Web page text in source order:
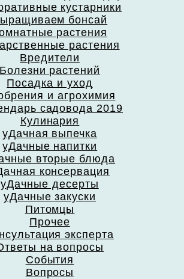
кустарники
бонсай
растения
растения
Вредители
Болезни растений
Посадка и уход
и агрохимия
садовода 2019
Кулинария
уДачная выпечка
уДачные напитки
вторые блюда
консервация
уДачные десерты
уДачные закуски
Питомцы
Прочее
эксперта
на вопросы
События
Вопросы